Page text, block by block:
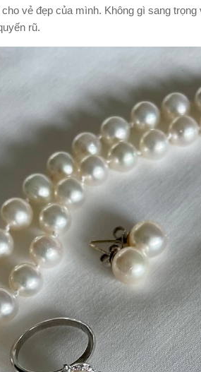
vẻ đẹp của mình. Không gì sang
rũ.